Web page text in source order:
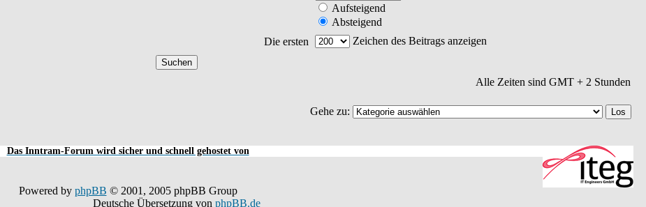
Aufsteigend
Absteigend
Die ersten Zeichen des Beitrags anzeigen
Alle Zeiten sind GMT + 2 Stunden
Gehe zu:
Das Inntram-Forum wird sicher und schnell gehostet von
Powered by phpBB © 2001, 2005 phpBB Group
Deutsche Übersetzung von phpBB.de